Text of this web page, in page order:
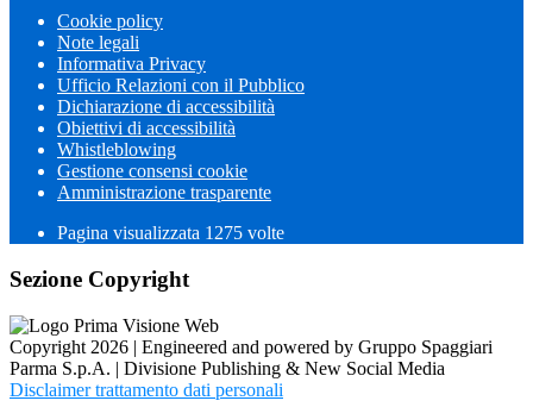
Cookie policy
Note legali
Informativa Privacy
Ufficio Relazioni con il Pubblico
Dichiarazione di accessibilità
Obiettivi di accessibilità
Whistleblowing
Gestione consensi cookie
Amministrazione trasparente
Pagina visualizzata 1275 volte
Sezione Copyright
Copyright 2026 | Engineered and powered by Gruppo Spaggiari
Parma S.p.A. | Divisione Publishing & New Social Media
Disclaimer trattamento dati personali